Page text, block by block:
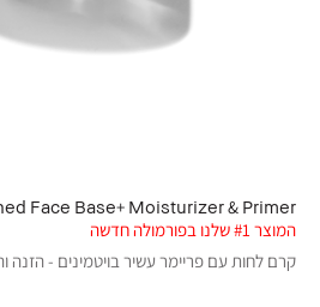
Face Base+ Moisturizer & Primer
המוצר #1 שלנו בפורמולה חדשה
קרם לחות עם פריימר עשיר בויטמינים - הזנה